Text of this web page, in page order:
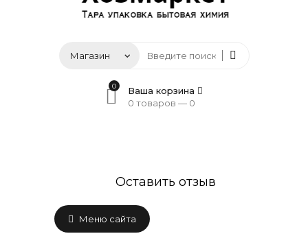
0
Ваша корзина
0 товаров — 0
Оставить отзыв
Меню сайта